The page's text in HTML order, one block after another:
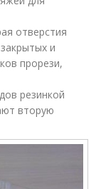
отверстия
и
прорези,
резинкой
вторую